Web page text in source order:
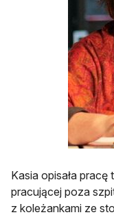
Kasia opisała
pracującej poza
z koleżankami ze